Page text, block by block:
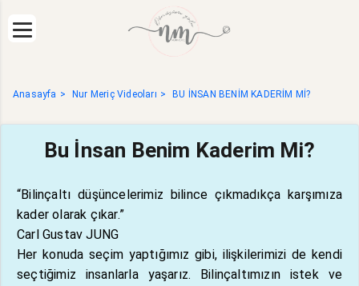
Anasayfa Nur Meriç Videoları BU İNSAN BENİM KADERİM Mİ?
Bu İnsan Benim Kaderim Mi?
“Bilinçaltı düşüncelerimiz bilince çıkmadıkça karşımıza
kader olarak çıkar.”
Carl Gustav JUNG
Her konuda seçim yaptığımız gibi, ilişkilerimizi de kendi
seçtiğimiz insanlarla yaşarız. Bilinçaltımızın istek ve